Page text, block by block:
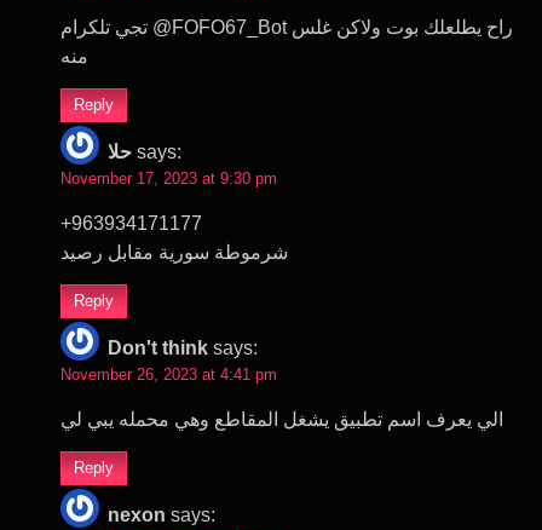
تجي تلكرام @FOFO67_Bot راح يطلعلك بوت ولاكن غلس
منه
Reply
حلا says:
November 17, 2023 at 9:30 pm
+963934171177
شرموطة سورية مقابل رصيد
Reply
Don't think says:
November 26, 2023 at 4:41 pm
الي يعرف اسم تطبيق يشغل المقاطع وهي محمله يبي لي
Reply
nexon says: